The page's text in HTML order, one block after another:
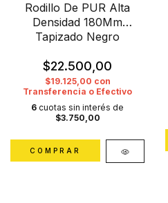
Rodillo De PUR Alta
Densidad 180Mm
Tapizado Negro
$22.500,00
$19.125,00 con
Transferencia o Efectivo
6 cuotas sin interés de
$3.750,00